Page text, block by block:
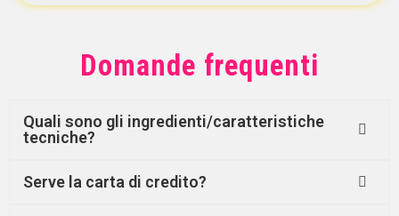
Domande frequenti
Quali sono gli ingredienti/caratteristiche
tecniche?
Serve la carta di credito?